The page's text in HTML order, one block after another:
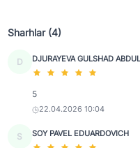
Sharhlar (4)
D DJURAYEVA GULSHAD
5
22.04.2026 10:04
S SOY PAVEL EDUARDOVICH